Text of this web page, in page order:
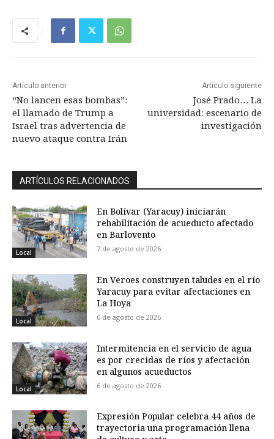
Artículo anterior
“No lancen esas bombas”:
el llamado de Trump a
Israel tras advertencia de
nuevo ataque contra Irán
Artículo siguiente
José Prado… La
universidad: escenario de
investigación
ARTÍCULOS RELACIONADOS
Local
En Bolívar (Yaracuy) iniciarán
rehabilitación de acueducto afectado
en Barlovento
7 de agosto de 2026
Local
En Veroes construyen taludes en el río
Yaracuy para evitar afectaciones en
La Hoya
6 de agosto de 2026
Local
Intermitencia en el servicio de agua
es por crecidas de ríos y afectación
en algunos acueductos
6 de agosto de 2026
Expresión Popular celebra 44 años de
trayectoria una programación llena